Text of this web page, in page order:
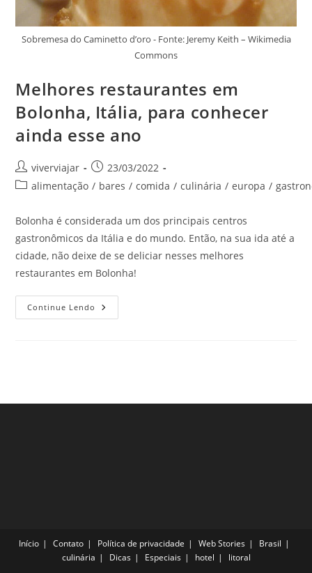
Sobremesa do Caminetto d’oro - Fonte: Jeremy Keith – Wikimedia
Commons
Melhores restaurantes em
Bolonha, Itália, para conhecer
ainda esse ano
Autor
do
viverviajar
Post
publicado:
23/03/2022
Categoria
post:
alimentação / bares / comida / culinária / europa /
Bolonha é considerada um dos principais centros
gastronômicos da Itália e do mundo. Então, na sua ida até a
cidade, não deixe de se deliciar nesses melhores
restaurantes em Bolonha!
Continue Lendo Melhores
Restaurantes
Início Contato Política de privacidade Web Stories
Brasil
culinária
Dicas Especiais hotel litoral